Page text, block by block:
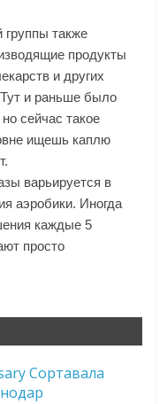
также
продукты
и других
Тут и раньше было
сейчас такое
ищешь каплю
варьируется в
аэробики. Иногда
каждые 5
просто
Сортавала